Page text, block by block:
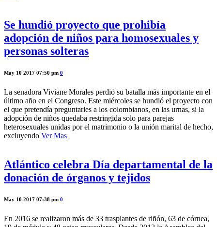
Se hundió proyecto que prohibía
adopción de niños para homosexuales y
personas solteras
May 10 2017 07:50 pm 0
La senadora Viviane Morales perdió su batalla más importante en el
último año en el Congreso. Este miércoles se hundió el proyecto con
el que pretendía preguntarles a los colombianos, en las urnas, si la
adopción de niños quedaba restringida solo para parejas
heterosexuales unidas por el matrimonio o la unión marital de hecho,
excluyendo Ver Mas
Atlántico celebra Día departamental de la
donación de órganos y tejidos
May 10 2017 07:38 pm 0
En 2016 se realizaron más de 33 trasplantes de riñón, 63 de córnea,